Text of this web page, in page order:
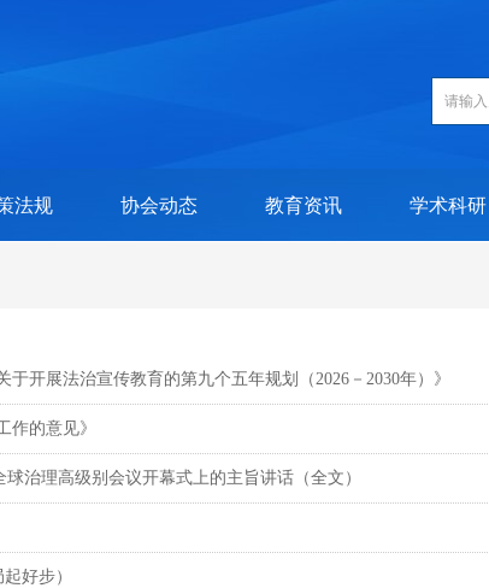
法规 协会动态 教育资讯 学术科研
开展法治宣传教育的第九个五年规划（2026－2030年）》
作的意见》
治理高级别会议开幕式上的主旨讲话（全文）
好步）